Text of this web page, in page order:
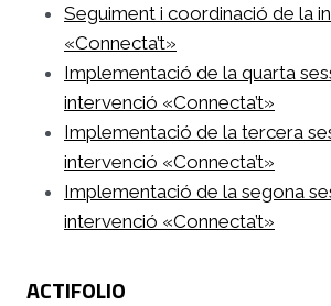
Seguiment i coordinació de la
«Connecta’t»
Implementació de la quarta
intervenció «Connecta’t»
Implementació de la tercera
intervenció «Connecta’t»
Implementació de la segona
intervenció «Connecta’t»
ACTIFOLIO